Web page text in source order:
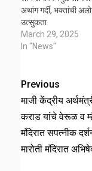
अथांग गर्दी, भक्तांची
उत्सुकता
March 29, 2025
In "News"
Previous
माजी केंद्रीय
कराड यांचे वेरूळ व
मंदिरात सपत्नीक
मारोती मंदिरात